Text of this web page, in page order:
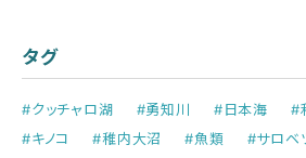
タグ
#クッチャロ湖 #勇知川 #日本海 #
#キノコ
#稚内大沼 #魚類 #サロベ